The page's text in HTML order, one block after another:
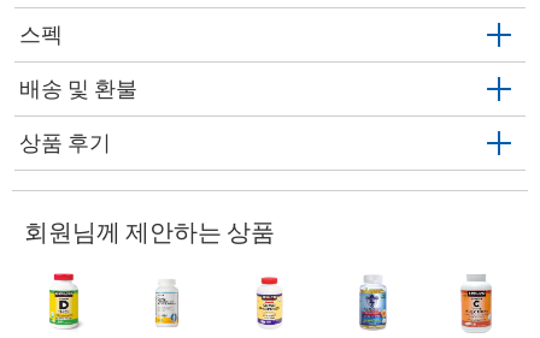
스펙
배송 및 환불
상품 후기
회원님께 제안하는 상품